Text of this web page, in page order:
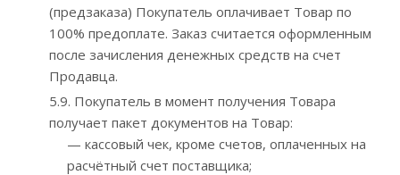
(предзаказа) Покупатель оплачивает Товар по
100% предоплате. Заказ считается оформленным
после зачисления денежных средств на счет
Продавца.
5.9. Покупатель в момент получения Товара
получает пакет документов на Товар:
— кассовый чек, кроме счетов, оплаченных на
расчётный счет поставщика;